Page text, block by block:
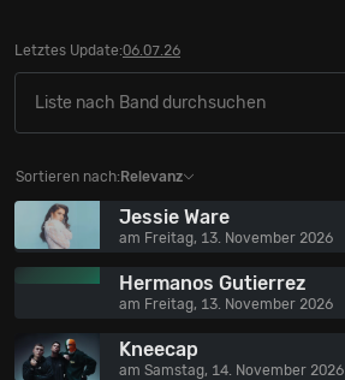
Sortieren nach: Relevanz
Jessie Ware
am Freitag, 13. November 2026
Hermanos Gutierrez
am Freitag, 13. November 2026
Kneecap
am Samstag, 14. November 2026
Letztes Update:06.07.26